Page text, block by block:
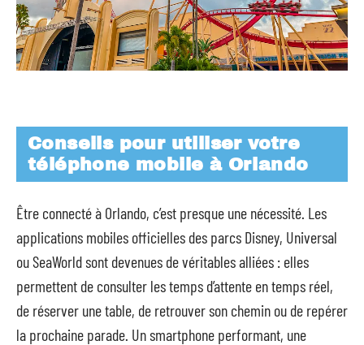
Conseils pour utiliser votre
téléphone mobile à Orlando
Être connecté à Orlando, c’est presque une nécessité. Les
applications mobiles officielles des parcs Disney, Universal
ou SeaWorld sont devenues de véritables alliées : elles
permettent de consulter les temps d’attente en temps réel,
de réserver une table, de retrouver son chemin ou de repérer
la prochaine parade. Un smartphone performant, une